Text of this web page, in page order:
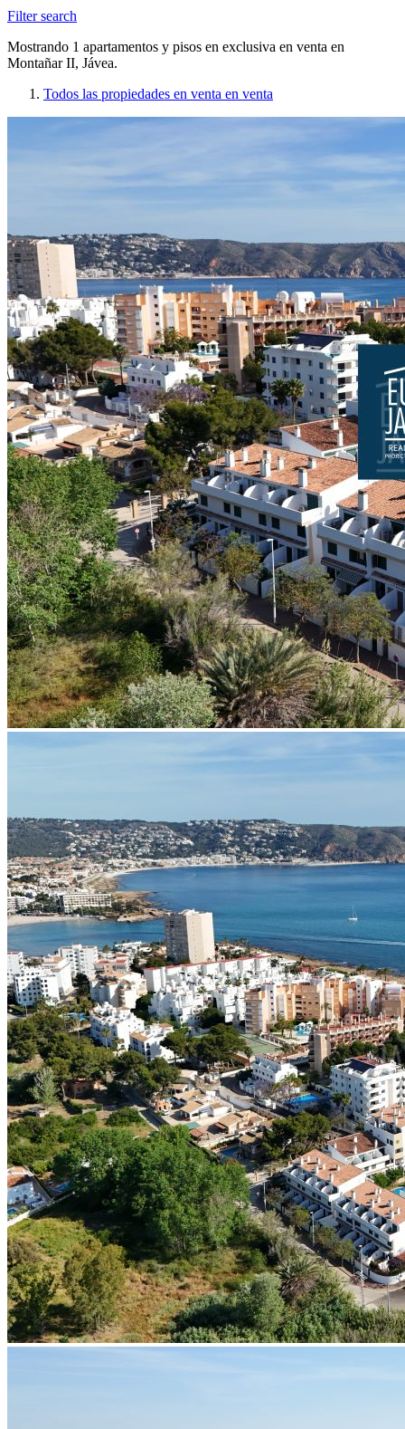
Filter search
Mostrando 1 apartamentos y pisos en exclusiva en venta en
Montañar II, Jávea.
Todos las propiedades en venta en venta